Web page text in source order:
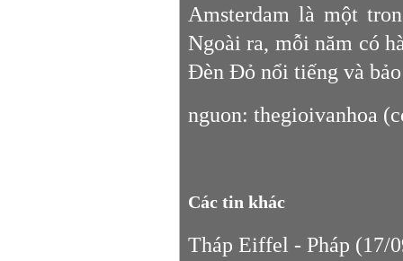
Amsterdam là một
Ngoài ra, mỗi năm có
Đèn Đỏ nổi tiếng và
nguon: thegioivanhoa
Các tin khác
Tháp Eiffel - Pháp (17/